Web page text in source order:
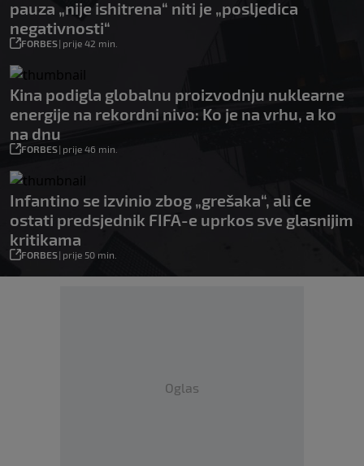
pauza „nije ishitrena“ niti je „posljedica
negativnosti“
FORBES| prije 42 min.
Kina podigla globalnu proizvodnju nuklearne
energije na rekordni nivo: Ko je na vrhu, a ko
na dnu
FORBES| prije 46 min.
Infantino se izvinio zbog „grešaka“, ali će
ostati predsjednik FIFA-e uprkos sve glasnijim
kritikama
FORBES| prije 50 min.
Oglas